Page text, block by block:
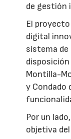
de gestión
El
digital
sistema
Montilla-
y Condado
Por un
objetiva